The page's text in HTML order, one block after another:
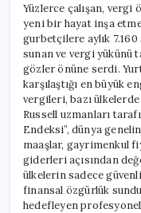
Yüzlerce çalışan,
yeni bir hayat inşa
gurbetçilere aylık
sunan ve vergi yükünü
gözler önüne serdi.
karşılaştığı en büyük
vergileri, bazı
Russell uzmanları
Endeksi”, dünya
maaşlar, gayrimenkul
giderleri açısından
ülkelerin sadece
finansal özgürlük
hedefleyen